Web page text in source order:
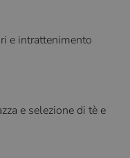
e intrattenimento
e selezione di tè e